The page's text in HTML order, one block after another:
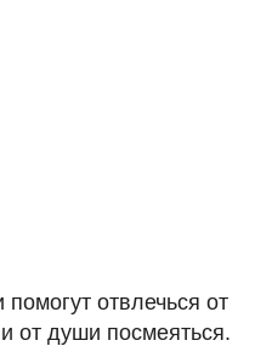
отвлечься от
от души посмеяться.